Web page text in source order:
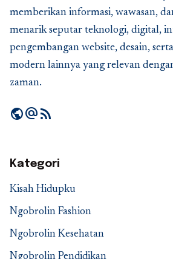
memberikan informasi, wawasan,
menarik seputar teknologi, digital,
pengembangan website, desain,
modern lainnya yang relevan
zaman.
publicalternate_emailrss_feed
Kategori
Kisah Hidupku
Ngobrolin Fashion
Ngobrolin Kesehatan
Ngobrolin Pendidikan